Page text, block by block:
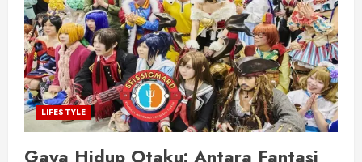
LIFESTYLE
Gaya Hidup Otaku: Antara Fantasi